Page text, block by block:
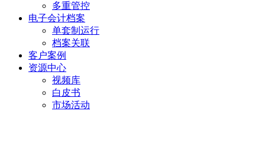
多重管控
电子会计档案
单套制运行
档案关联
客户案例
资源中心
视频库
白皮书
市场活动